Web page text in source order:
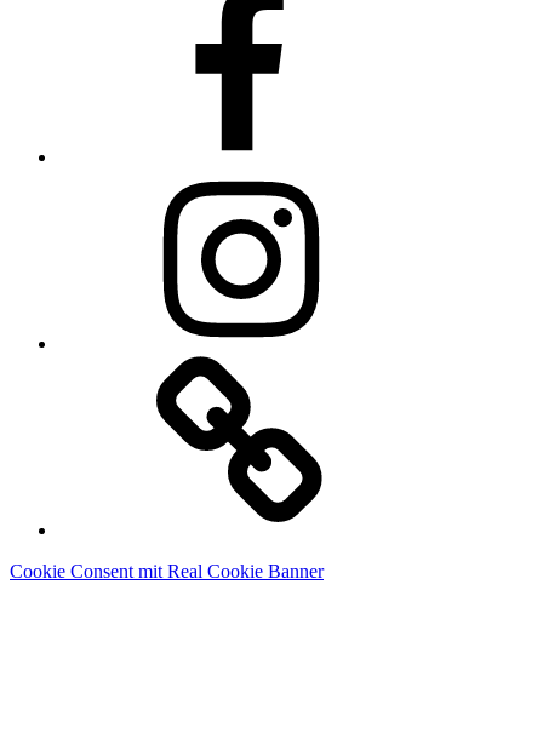
Cookie Consent mit Real Cookie Banner